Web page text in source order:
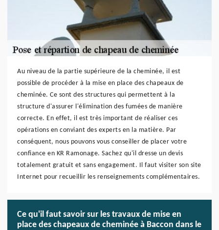
Au niveau de la partie supérieure de la cheminée, il est
possible de procéder à la mise en place des chapeaux de
cheminée. Ce sont des structures qui permettent à la
structure d'assurer l'élimination des fumées de manière
correcte. En effet, il est très important de réaliser ces
opérations en conviant des experts en la matière. Par
conséquent, nous pouvons vous conseiller de placer votre
confiance en KR Ramonage. Sachez qu'il dresse un devis
totalement gratuit et sans engagement. Il faut visiter son site
Internet pour recueillir les renseignements complémentaires.
Ce qu'il faut savoir sur les travaux de mise en
place des chapeaux de cheminée à Baccon dans le